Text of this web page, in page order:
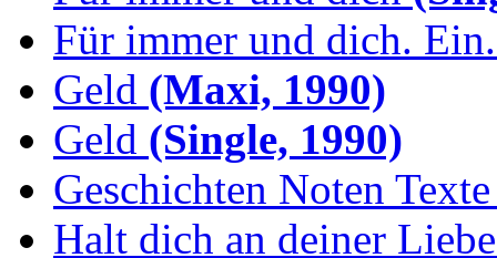
Für immer und dich.
Geld (Maxi, 1990)
Geld (Single, 1990)
Geschichten Noten
Halt dich an deiner